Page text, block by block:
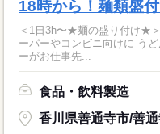
18時から！麺類盛
＜1日3h〜★麺の盛り付け★＞ 夜間勤務！急募！ ＜お仕事先は＞ ス
ーパーやコンビニ向けに う
ーがお仕事先...
食品・飲料製造
香川県善通寺市/善通